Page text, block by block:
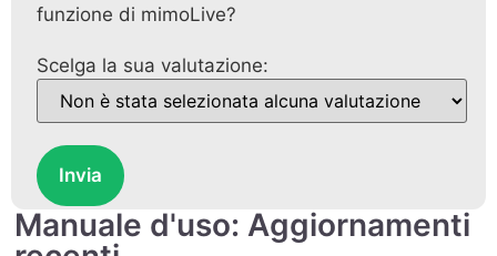
funzione di mimoLive?
Scelga la sua valutazione:
Invia
Manuale d'uso: Aggiornamenti